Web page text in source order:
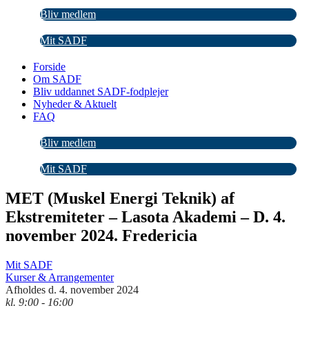
Bliv medlem
Mit SADF
Forside
Om SADF
Bliv uddannet SADF-fodplejer
Nyheder & Aktuelt
FAQ
Bliv medlem
Mit SADF
MET (Muskel Energi Teknik) af
Ekstremiteter – Lasota Akademi – D. 4.
november 2024. Fredericia
Mit SADF
Kurser & Arrangementer
Afholdes d. 4. november 2024
kl. 9:00 - 16:00